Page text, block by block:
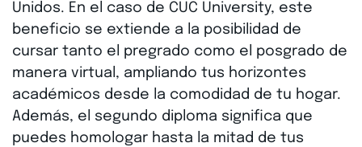
Unidos. En el caso de CUC University, este
beneficio se extiende a la posibilidad de
cursar tanto el pregrado como el posgrado de
manera virtual, ampliando tus horizontes
académicos desde la comodidad de tu hogar.
Además, el segundo diploma significa que
puedes homologar hasta la mitad de tus